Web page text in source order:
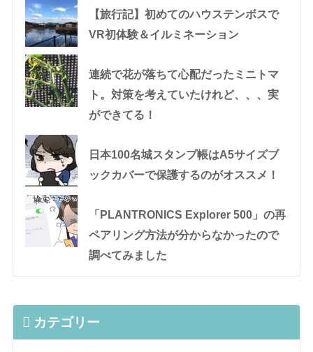
【旅行記】初めてのハウステンボスで
VR初体験＆イルミネーション
連続で花が落ちて心配だったミニトマ
ト。対策を考えていたけれど、、、実
ができてる！
日本100名城スタンプ帳はA5サイズブ
ックカバーで保護するのがオススメ！
「PLANTRONICS Explorer 500」の再
ペアリング方法が分からなかったので
調べてみました
カテゴリー